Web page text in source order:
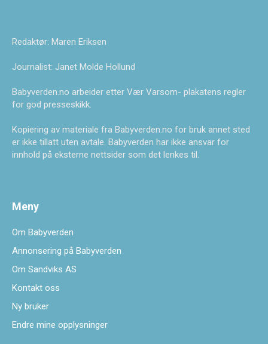
Redaktør: Maren Eriksen
Journalist: Janet Molde Hollund
Babyverden.no arbeider etter Vær Varsom- plakatens regler
for god presseskikk.
Kopiering av materiale fra Babyverden.no for bruk annet sted
er ikke tillatt uten avtale. Babyverden har ikke ansvar for
innhold på eksterne nettsider som det lenkes til.
Meny
Om Babyverden
Annonsering på Babyverden
Om Sandviks AS
Kontakt oss
Ny bruker
Endre mine opplysninger